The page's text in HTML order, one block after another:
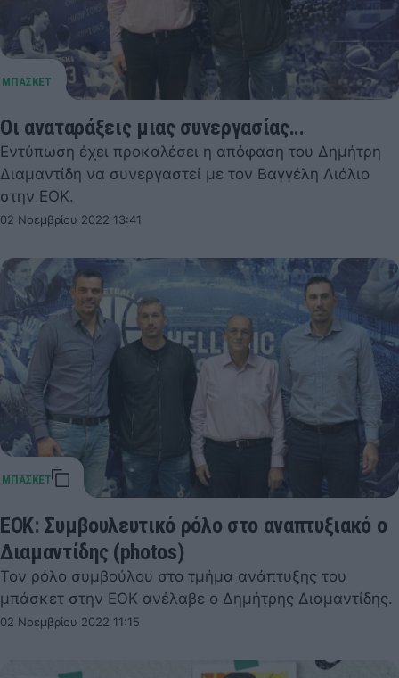
Οι αναταράξεις μιας συνεργασίας...
Εντύπωση έχει προκαλέσει η απόφαση του Δημήτρη
Διαμαντίδη να συνεργαστεί με τον Βαγγέλη Λιόλιο
στην ΕΟΚ.
02 Νοεμβρίου 2022 13:41
ΕΟΚ: Συμβουλευτικό ρόλο στο αναπτυξιακό ο
Διαμαντίδης (photos)
Τον ρόλο συμβούλου στο τμήμα ανάπτυξης του
μπάσκετ στην ΕΟΚ ανέλαβε ο Δημήτρης Διαμαντίδης.
02 Νοεμβρίου 2022 11:15